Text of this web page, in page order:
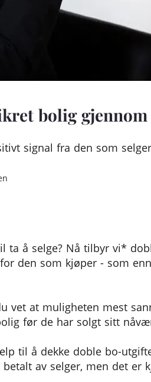
bolig gjennom
signal fra den som
ta å selge? Nå tilbyr vi*
den som kjøper - som
vet at muligheten mest
før de har solgt sitt
til å dekke doble bo-
av selger, men det er